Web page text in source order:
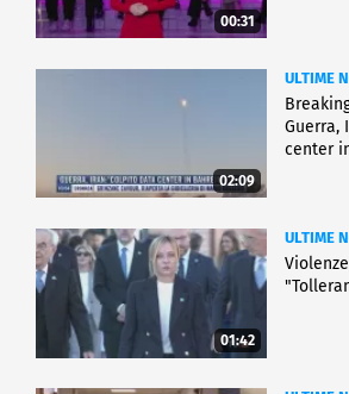
00:31
02:09
ULTIME
Guerra,
center
01:42
ULTIME